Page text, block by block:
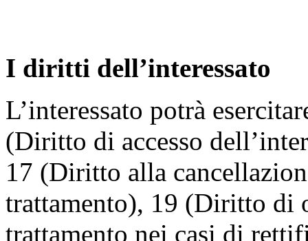
I diritti dell’interessato
L’interessato potrà
(Diritto di accesso
17 (Diritto alla
trattamento), 19 (Diritto di
trattamento nei casi di